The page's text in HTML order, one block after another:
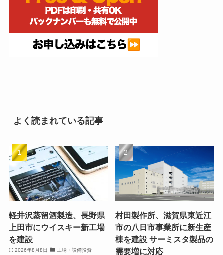
よく読まれている記事
軽井沢蒸留酒製造、長野県
上田市にウイスキー新工場
を建設
2026年8月8日 工場・設備投資
村田製作所、滋賀県東近江
市の八日市事業所に新生産
棟を建設 サーミスタ製品の
需要増に対応